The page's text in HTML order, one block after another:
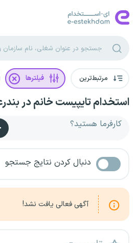
مرتبط‌ترین فیلترها
استخدام تایپیست خانم در
کارفرما هستید؟
دنبال کردن نتایج جستجو
آگهی فعالی یافت نشد!